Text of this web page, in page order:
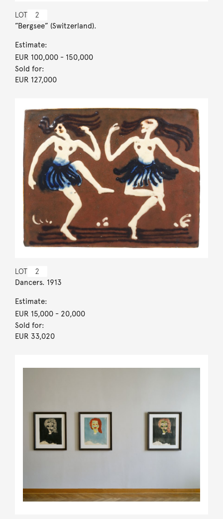
LOT 2
”Bergsee” (Switzerland).
Estimate:
EUR 100,000- 150,000
Sold for:
EUR 127,000
LOT 2
Dancers. 1913
Estimate:
EUR 15,000- 20,000
Sold for:
EUR 33,020